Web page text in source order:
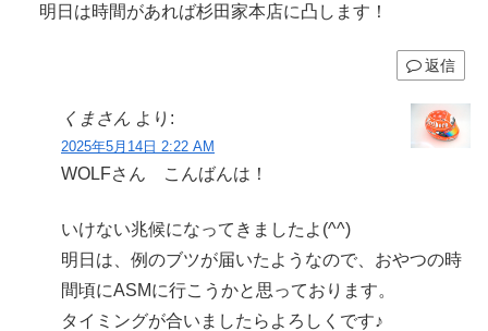
明日は時間があれば杉田家本店に凸します！
返信
くまさん より:
2025年5月14日 2:22 AM
WOLFさん こんばんは！
いけない兆候になってきましたよ(^^)
明日は、例のブツが届いたようなので、おやつの時
間頃にASMに行こうかと思っております。
タイミングが合いましたらよろしくです♪